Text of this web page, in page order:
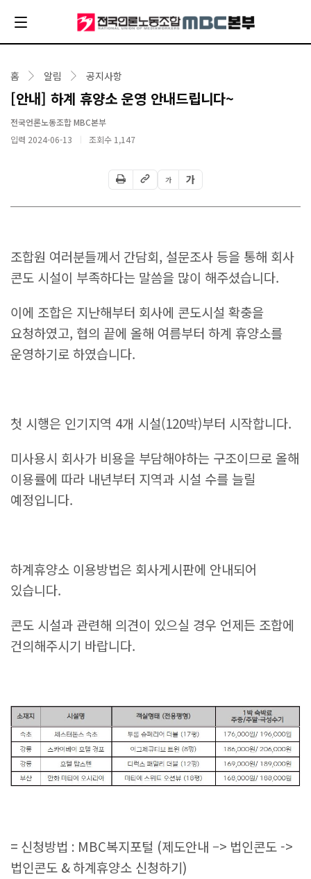
홈 알림 공지사항
[안내] 하계 휴양소 운영 안내드립니다~
전국언론노동조합 MBC본부
입력 2024-06-13
조회수 1,147
가 가
조합원 여러분들께서 간담회, 설문조사 등을 통해 회사
콘도 시설이 부족하다는 말씀을 많이 해주셨습니다.
이에 조합은 지난해부터 회사에 콘도시설 확충을
요청하였고, 협의 끝에 올해 여름부터 하계 휴양소를
운영하기로 하였습니다.
첫 시행은 인기지역 4개 시설(120박)부터 시작합니다.
미사용시 회사가 비용을 부담해야하는 구조이므로 올해
이용률에 따라 내년부터 지역과 시설 수를 늘릴
예정입니다.
하계휴양소 이용방법은 회사게시판에 안내되어
있습니다.
콘도 시설과 관련해 의견이 있으실 경우 언제든 조합에
건의해주시기 바랍니다.
= 신청방법 : MBC복지포털 (제도안내 –> 법인콘도 ->
법인콘도 &하계휴양소 신청하기)